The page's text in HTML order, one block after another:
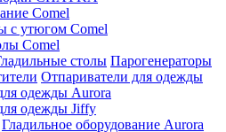
Comel
с утюгом Comel
Comel
столы Парогенераторы
Отпариватели для одежды
одежды Aurora
одежды Jiffy
Гладильное оборудование Aurora